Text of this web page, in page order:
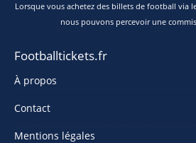
Lorsque vous achetez des billets de football via
nous pouvons percevoir une
Footballtickets.fr
À propos
Contact
Mentions légales